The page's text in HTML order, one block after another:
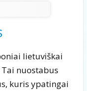
lietuviškai
nuostabus
kuris ypatingai